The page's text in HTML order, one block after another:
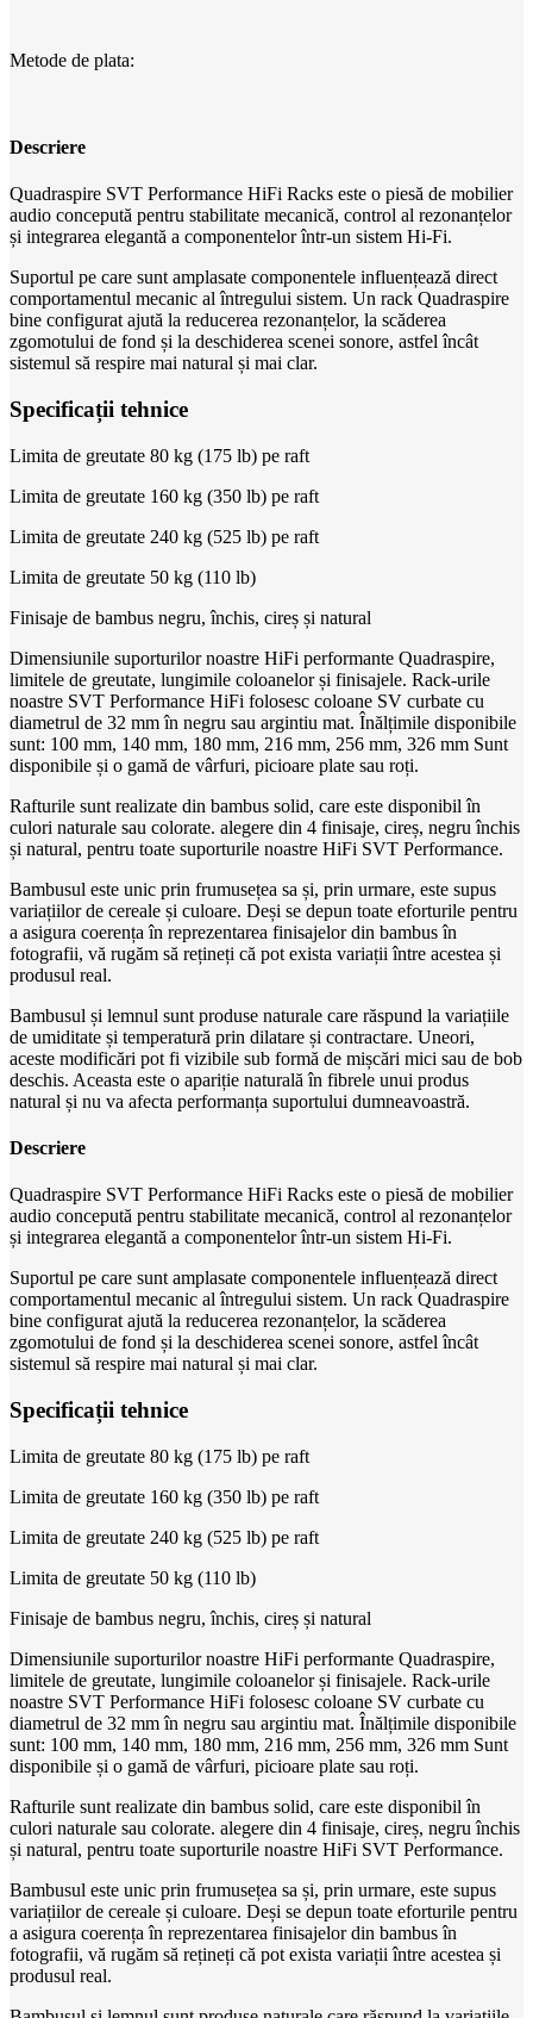
Metode de plata:
Descriere
Quadraspire SVT Performance HiFi Racks este o piesă de mobilier
audio concepută pentru stabilitate mecanică, control al rezonanțelor
și integrarea elegantă a componentelor într-un sistem Hi‑Fi.
Suportul pe care sunt amplasate componentele influențează direct
comportamentul mecanic al întregului sistem. Un rack Quadraspire
bine configurat ajută la reducerea rezonanțelor, la scăderea
zgomotului de fond și la deschiderea scenei sonore, astfel încât
sistemul să respire mai natural și mai clar.
Specificații tehnice
Limita de greutate 80 kg (175 lb) pe raft
Limita de greutate 160 kg (350 lb) pe raft
Limita de greutate 240 kg (525 lb) pe raft
Limita de greutate 50 kg (110 lb)
Finisaje de bambus negru, închis, cireș și natural
Dimensiunile suporturilor noastre HiFi performante Quadraspire,
limitele de greutate, lungimile coloanelor și finisajele. Rack-urile
noastre SVT Performance HiFi folosesc coloane SV curbate cu
diametrul de 32 mm în negru sau argintiu mat. Înălțimile disponibile
sunt: 100 mm, 140 mm, 180 mm, 216 mm, 256 mm, 326 mm Sunt
disponibile și o gamă de vârfuri, picioare plate sau roți.
Rafturile sunt realizate din bambus solid, care este disponibil în
culori naturale sau colorate. alegere din 4 finisaje, cireș, negru închis
și natural, pentru toate suporturile noastre HiFi SVT Performance.
Bambusul este unic prin frumusețea sa și, prin urmare, este supus
variațiilor de cereale și culoare. Deși se depun toate eforturile pentru
a asigura coerența în reprezentarea finisajelor din bambus în
fotografii, vă rugăm să rețineți că pot exista variații între acestea și
produsul real.
Bambusul și lemnul sunt produse naturale care răspund la variațiile
de umiditate și temperatură prin dilatare și contractare. Uneori,
aceste modificări pot fi vizibile sub formă de mișcări mici sau de bob
deschis. Aceasta este o apariție naturală în fibrele unui produs
natural și nu va afecta performanța suportului dumneavoastră.
Descriere
Quadraspire SVT Performance HiFi Racks este o piesă de mobilier
audio concepută pentru stabilitate mecanică, control al rezonanțelor
și integrarea elegantă a componentelor într-un sistem Hi‑Fi.
Suportul pe care sunt amplasate componentele influențează direct
comportamentul mecanic al întregului sistem. Un rack Quadraspire
bine configurat ajută la reducerea rezonanțelor, la scăderea
zgomotului de fond și la deschiderea scenei sonore, astfel încât
sistemul să respire mai natural și mai clar.
Specificații tehnice
Limita de greutate 80 kg (175 lb) pe raft
Limita de greutate 160 kg (350 lb) pe raft
Limita de greutate 240 kg (525 lb) pe raft
Limita de greutate 50 kg (110 lb)
Finisaje de bambus negru, închis, cireș și natural
Dimensiunile suporturilor noastre HiFi performante Quadraspire,
limitele de greutate, lungimile coloanelor și finisajele. Rack-urile
noastre SVT Performance HiFi folosesc coloane SV curbate cu
diametrul de 32 mm în negru sau argintiu mat. Înălțimile disponibile
sunt: 100 mm, 140 mm, 180 mm, 216 mm, 256 mm, 326 mm Sunt
disponibile și o gamă de vârfuri, picioare plate sau roți.
Rafturile sunt realizate din bambus solid, care este disponibil în
culori naturale sau colorate. alegere din 4 finisaje, cireș, negru închis
și natural, pentru toate suporturile noastre HiFi SVT Performance.
Bambusul este unic prin frumusețea sa și, prin urmare, este supus
variațiilor de cereale și culoare. Deși se depun toate eforturile pentru
a asigura coerența în reprezentarea finisajelor din bambus în
fotografii, vă rugăm să rețineți că pot exista variații între acestea și
produsul real.